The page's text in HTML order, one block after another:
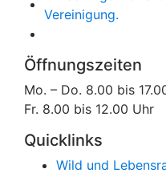
Öffnungszeiten
Mo. – Do. 8.00 bis
Fr. 8.00 bis 12.00 Uhr
Quicklinks
Wild und